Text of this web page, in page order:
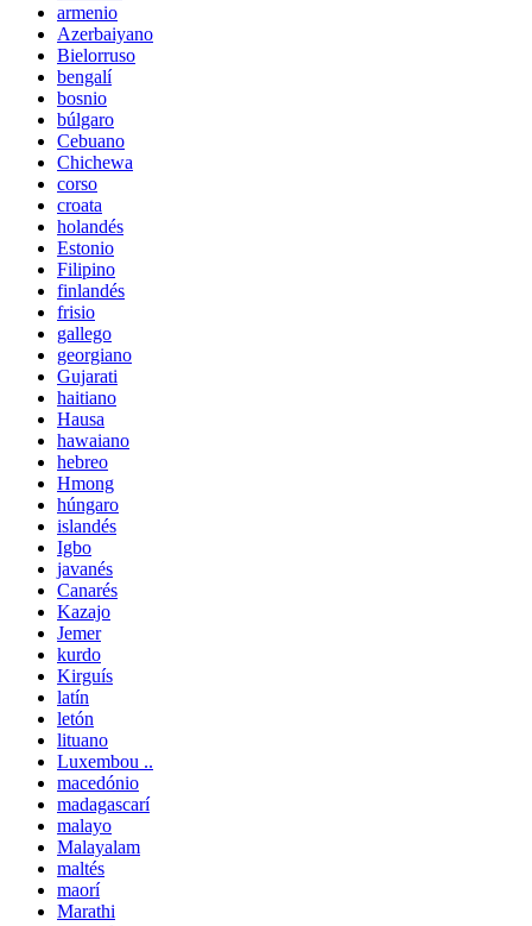
armenio
Azerbaiyano
Bielorruso
bengalí
bosnio
búlgaro
Cebuano
Chichewa
corso
croata
holandés
Estonio
Filipino
finlandés
frisio
gallego
georgiano
Gujarati
haitiano
Hausa
hawaiano
hebreo
Hmong
húngaro
islandés
Igbo
javanés
Canarés
Kazajo
Jemer
kurdo
Kirguís
latín
letón
lituano
Luxembou ..
macedónio
madagascarí
malayo
Malayalam
maltés
maorí
Marathi